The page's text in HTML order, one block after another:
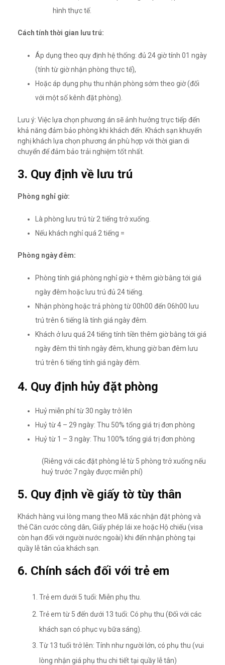
hình thực tế.
Cách tính thời gian lưu trú:
Áp dụng theo quy định hệ thống: đủ 24 giờ tính 01 ngày
(tính từ giờ nhận phòng thực tế),
Hoặc áp dụng phụ thu nhận phòng sớm theo giờ (đối
với một số kênh đặt phòng).
Lưu ý: Việc lựa chọn phương án sẽ ảnh hưởng trực tiếp đến
khả năng đảm bảo phòng khi khách đến. Khách sạn khuyến
nghị khách lựa chọn phương án phù hợp với thời gian di
chuyển để đảm bảo trải nghiệm tốt nhất.
3. Quy định về lưu trú
Phòng nghỉ giờ:
Là phòng lưu trú từ 2 tiếng trở xuống.
Nếu khách nghỉ quá 2 tiếng =
Phòng ngày đêm:
Phòng tính giá phòng nghỉ giờ + thêm giờ bằng tới giá
ngày đêm hoặc lưu trú đủ 24 tiếng.
Nhận phòng hoặc trả phòng từ 00h00 đến 06h00 lưu
trú trên 6 tiếng là tính giá ngày đêm.
Khách ở lưu quá 24 tiếng tính tiền thêm giờ bằng tới giá
ngày đêm thì tính ngày đêm, khung giờ ban đêm lưu
trú trên 6 tiếng tính giá ngày đêm.
4. Quy định hủy đặt phòng
Huỷ miễn phí từ 30 ngày trở lên
Huỷ từ 4 – 29 ngày: Thu 50% tổng giá trị đơn phòng
Huỷ từ 1 – 3 ngày: Thu 100% tổng giá trị đơn phòng
(Riêng với các đặt phòng lẻ từ 5 phòng trở xuống nếu
huỷ trước 7 ngày được miễn phí)
5. Quy định về giấy tờ tùy thân
Khách hàng vui lòng mang theo Mã xác nhận đặt phòng và
thẻ Căn cước công dân, Giấy phép lái xe hoặc Hộ chiếu (visa
còn hạn đối với người nước ngoài) khi đến nhận phòng tại
quầy lễ tân của khách sạn.
6. Chính sách đối với trẻ em
Trẻ em dưới 5 tuổi: Miễn phụ thu.
Trẻ em từ 5 đến dưới 13 tuổi: Có phụ thu (Đối với các
khách sạn có phục vụ bữa sáng).
Từ 13 tuổi trở lên: Tính như người lớn, có phụ thu (vui
lòng nhận giá phụ thu chi tiết tại quầy lễ tân)